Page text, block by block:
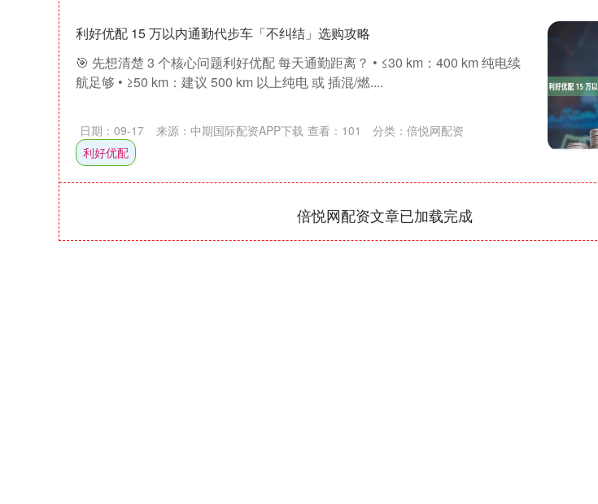
利好优配 15 万以内通勤代步车「不纠结」选购攻略
🎯 先想清楚 3 个核心问题利好优配 每天通勤距离？ • ≤30 km：400 km 纯电续
航足够 • ≥50 km：建议 500 km 以上纯电 或 插混/燃....
日期：09-17 来源：中期国际配资APP下载 查看： 101 分类： 倍悦网配资
利好优配
倍悦网配资文章已加载完成